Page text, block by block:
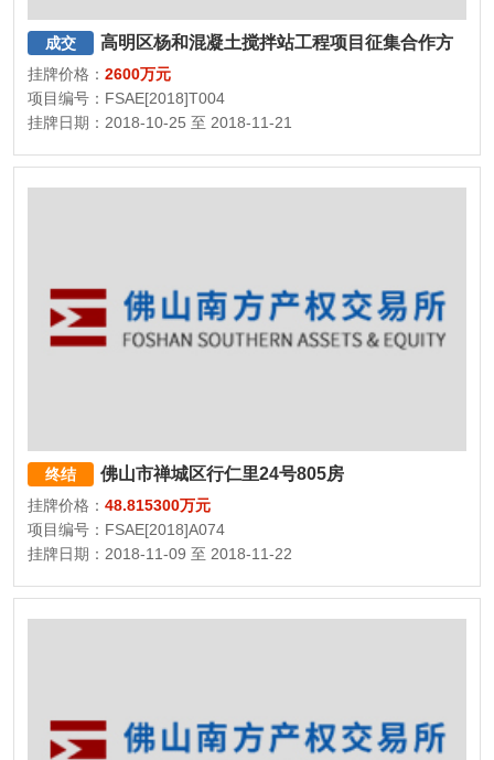
成交 高明区杨和混凝土搅拌站工程项目征集合作方
挂牌价格： 2600万元
项目编号：FSAE[2018]T004
挂牌日期：2018-10-25 至 2018-11-21
终结 佛山市禅城区行仁里24号805房
挂牌价格： 48.815300万元
项目编号：FSAE[2018]A074
挂牌日期：2018-11-09 至 2018-11-22